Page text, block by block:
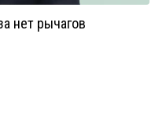
нет рычагов